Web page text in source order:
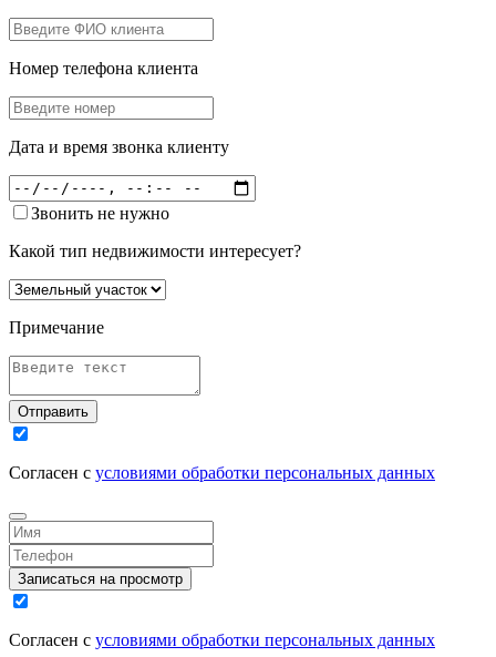
Номер телефона клиента
Дата и время звонка клиенту
Звонить не нужно
Какой тип недвижимости интересует?
Примечание
Отправить
Согласен с условиями обработки персональных данных
Записаться на просмотр
Согласен с условиями обработки персональных данных